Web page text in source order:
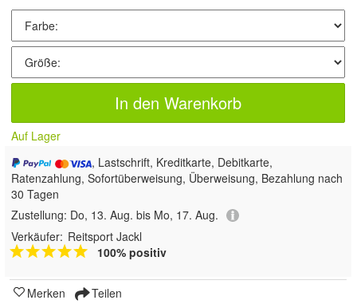
In den Warenkorb
Auf Lager
, Lastschrift, Kreditkarte, Debitkarte,
Ratenzahlung, Sofortüberweisung, Überweisung, Bezahlung nach
30 Tagen
Zustellung: Do, 13. Aug. bis Mo, 17. Aug.
Verkäufer: Reitsport Jackl
100% positiv
Merken Teilen